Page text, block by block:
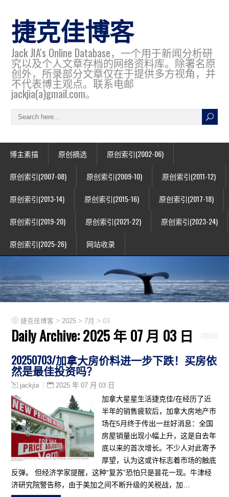
捷克佳博客
Jack JIA's Online Database，一个用于新闻分析研
究以及个人文章存档的网络资料库。除署名原
创外，所录部分文章仅在于提供多方视角，并
不代表博主观点。联系电邮
jackjia(a)gmail.com。
博主素描 原创摘选 原创索引(2002-06)
原创索引(2007-08) 原创索引(2009-10) 原创索引(2011-12)
原创索引(2013-14) 原创索引(2015-16) 原创索引(2017-18)
原创索引(2019-20) 原创索引(2021-22) 原创索引(2023-24)
原创索引(2025-26) 网站收录
捷克佳博客 > 2025 >7月 >03
Daily Archive:2025 年 07 月 03 日
20250703/加拿大房价料进一步下跌！买房依
然是最佳投资吗？
jackjia 2025 年 07 月 03 日
加拿大星星生活捷克佳/在经历了近
半年的销售疲软后，加拿大房地产市
场在5月终于传出一丝好消息：全国
房屋销量出现小幅上升，这是自去年
底以来的首次增长。不少人对此寄予
厚望，认为这或许标志着市场的触底
反弹。 但经济学家提醒，这种“复苏”恐怕只是昙花一现。牛津经
济研究院警告称，由于美加之间不断升级的关税战，加…